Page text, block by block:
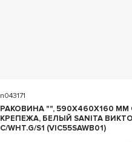
n043171
РАКОВИНА "", 590X460X160 ММ
КРЕПЕЖА, БЕЛЫЙ SANITA
C/WHT.G/S1 (VIC55SAWB01)